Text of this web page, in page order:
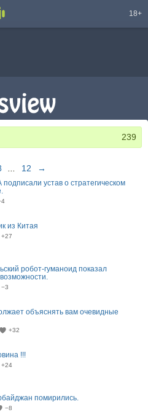
18+
239
12 →
устав о стратегическом
из Китая
+27
робот-гуманоид показал
−3
объяснять вам очевидные
+32
!!!
+24
помирились.
−8